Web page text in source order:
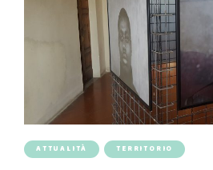
ATTUALITÀ TERRITORIO